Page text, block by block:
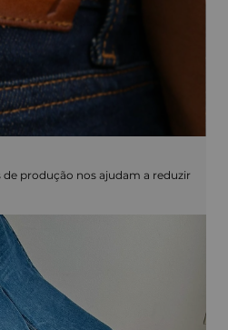
de produção nos ajudam a reduzir